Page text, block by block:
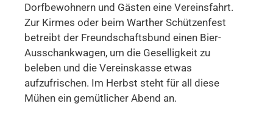
Dorfbewohnern und Gästen eine Vereinsfahrt.
Zur Kirmes oder beim Warther Schützenfest
betreibt der Freundschaftsbund einen Bier-
Ausschankwagen, um die Geselligkeit zu
beleben und die Vereinskasse etwas
aufzufrischen. Im Herbst steht für all diese
Mühen ein gemütlicher Abend an.